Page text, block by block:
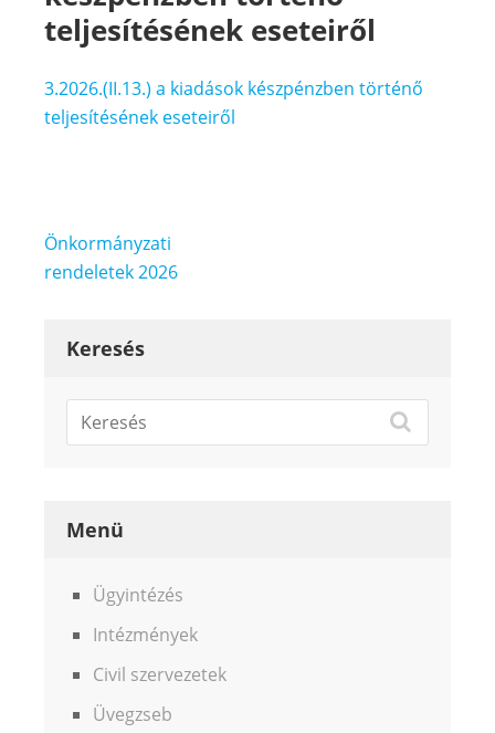
teljesítésének eseteiről
3.2026.(II.13.) a kiadások készpénzben történő
teljesítésének eseteiről
Bejegyzés
navigáció
Önkormányzati
rendeletek 2026
Keresés
Menü
Ügyintézés
Intézmények
Civil szervezetek
Üvegzseb